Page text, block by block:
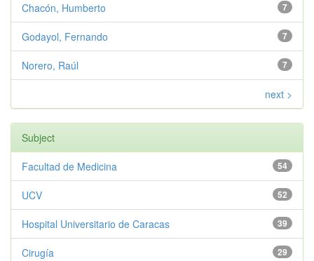
7
Chacón, Humberto
7
Godayol, Fernando
7
Norero, Raúl
next >
Subject
54
Facultad de Medicina
52
UCV
39
Hospital Universitario de Caracas
29
Cirugía